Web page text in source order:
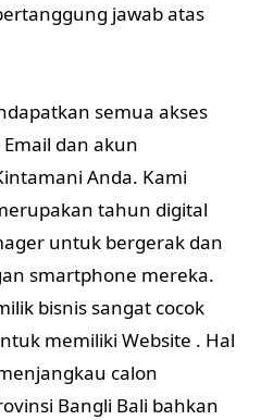
jawab atas
semua akses
dan akun
Anda. Kami
tahun digital
untuk bergerak dan
smartphone mereka.
bisnis sangat cocok
memiliki Website . Hal
calon
Bangli Bali bahkan